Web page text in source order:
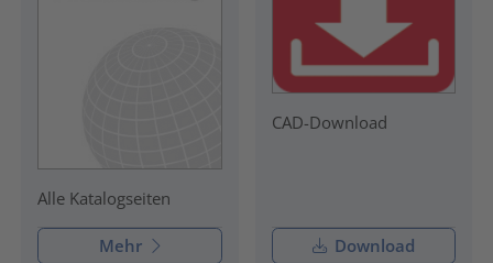
Alle Katalogseiten
Mehr
CAD-Download
Download